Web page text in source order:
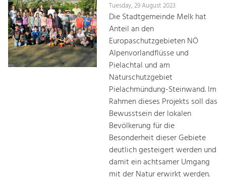
Tuesday, 29 August 2023
Die Stadtgemeinde Melk hat
Anteil an den
Europaschutzgebieten NÖ
Alpenvorlandflüsse und
Pielachtal und am
Naturschutzgebiet
Pielachmündung-Steinwand. Im
Rahmen dieses Projekts soll das
Bewusstsein der lokalen
Bevölkerung für die
Besonderheit dieser Gebiete
deutlich gesteigert werden und
damit ein achtsamer Umgang
mit der Natur erwirkt werden.